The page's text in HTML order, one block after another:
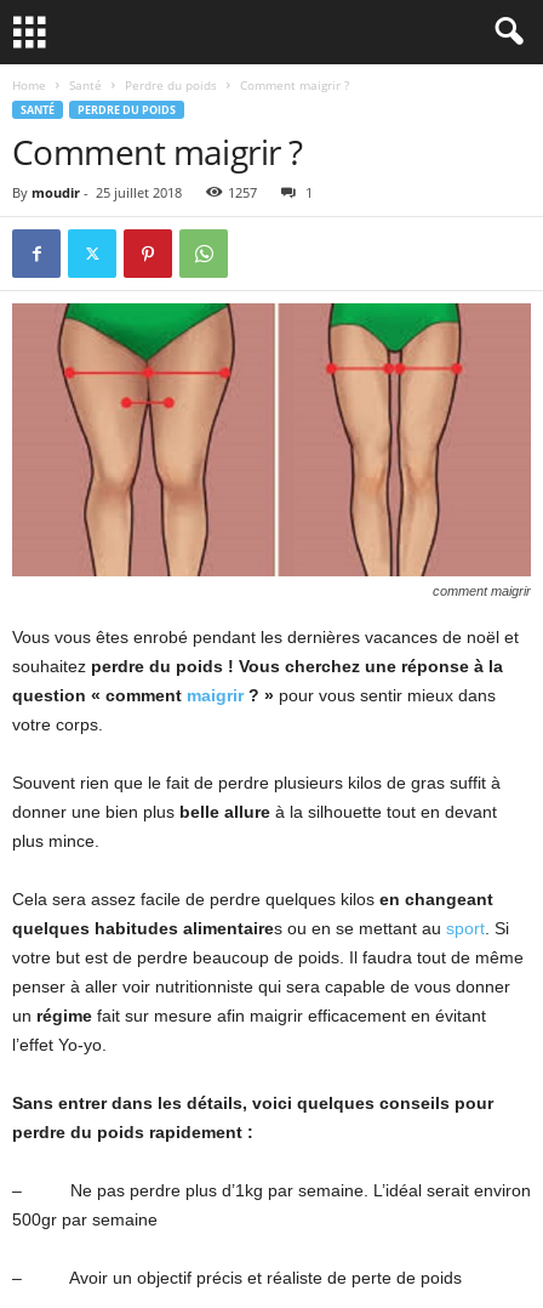
Home Santé Perdre du poids Comment maigrir ?
SANTÉ PERDRE DU POIDS
Comment maigrir ?
By moudir - 25 juillet 2018 1257 1
comment maigrir
Vous vous êtes enrobé pendant les dernières vacances de noël et
souhaitez perdre du poids ! Vous cherchez une réponse à la
question « comment maigrir? » pour vous sentir mieux dans
votre corps.
Souvent rien que le fait de perdre plusieurs kilos de gras suffit à
donner une bien plus belle allure à la silhouette tout en devant
plus mince.
Cela sera assez facile de perdre quelques kilos en changeant
quelques habitudes alimentaires ou en se mettant au sport . Si
votre but est de perdre beaucoup de poids. Il faudra tout de même
penser à aller voir nutritionniste qui sera capable de vous donner
un régime fait sur mesure afin maigrir efficacement en évitant
l’effet Yo-yo.
Sans entrer dans les détails, voici quelques conseils pour
perdre du poids rapidement :
– Ne pas perdre plus d’1kg par semaine. L’idéal serait environ
500gr par semaine
– Avoir un objectif précis et réaliste de perte de poids